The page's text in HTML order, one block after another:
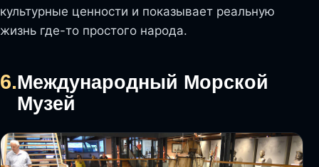
культурные ценности и показывает реальную
жизнь где-то простого народа.
6.Международный Морской
Музей